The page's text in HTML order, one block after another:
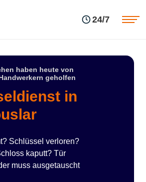
24/7
haben heute von
geholfen
in
Schlüssel verloren?
kaputt? Tür
muss ausgetauscht